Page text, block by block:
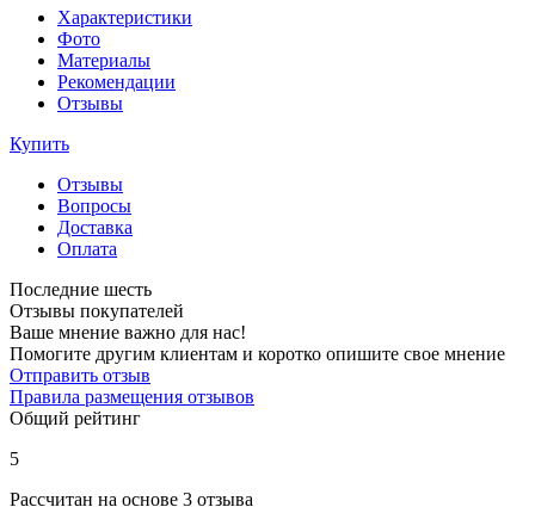
Характеристики
Фото
Материалы
Рекомендации
Отзывы
Купить
Отзывы
Вопросы
Доставка
Оплата
Последние шесть
Отзывы покупателей
Ваше мнение важно для нас!
Помогите другим клиентам и коротко опишите свое мнение
Отправить отзыв
Правила размещения отзывов
Общий рейтинг
5
Рассчитан на основе 3 отзыва